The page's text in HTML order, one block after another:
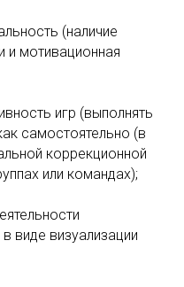
(наличие
и мотивационная
игр (выполнять
самостоятельно (в
коррекционной
или командах);
виде визуализации